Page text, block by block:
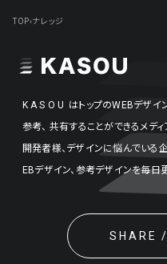
TOP›ナレッジ
KASOU はトップのWEBデザ
参考、 共有することができるメディ
開発者様、デザインに悩んでいる
EBデザイン、参考デザインを毎日
SHARE